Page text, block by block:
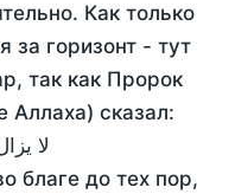
Как только
за горизонт - тут
так как Пророк
Аллаха) сказал:
لا
благе до тех пор,